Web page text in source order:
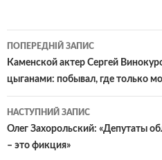
Навігація
по
записам
ПОПЕРЕДНІЙ ЗАПИС
Каменской актер Сергей
цыганами: побывал, где только
НАСТУПНИЙ ЗАПИС
Олег Захорольский: «Депутаты
– это фикция»